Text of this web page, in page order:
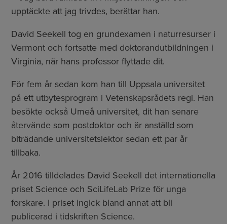
upptäckte att jag trivdes, berättar han.
David Seekell tog en grundexamen i naturresurser i
Vermont och fortsatte med doktorandutbildningen i
Virginia, när hans professor flyttade dit.
För fem år sedan kom han till Uppsala universitet
på ett utbytesprogram i Vetenskapsrådets regi. Han
besökte också Umeå universitet, dit han senare
återvände som postdoktor och är anställd som
biträdande universitetslektor sedan ett par år
tillbaka.
År 2016 tilldelades David Seekell det internationella
priset Science och SciLifeLab Prize för unga
forskare. I priset ingick bland annat att bli
publicerad i tidskriften Science.